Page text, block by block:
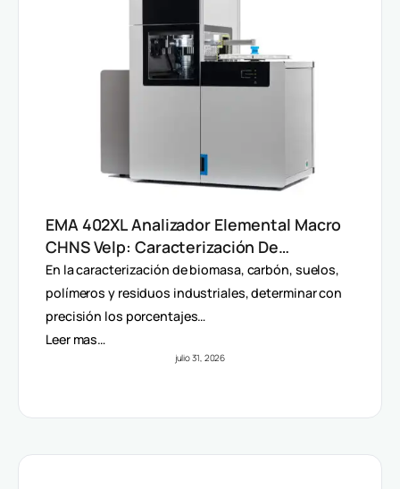
EMA 402XL Analizador Elemental Macro
CHNS Velp: Caracterización De
Muestras Heterogéneas Y Grandes
Volúmenes
En la caracterización de biomasa, carbón, suelos,
polímeros y residuos industriales, determinar con
precisión los porcentajes…
Leer mas…
julio 31, 2026